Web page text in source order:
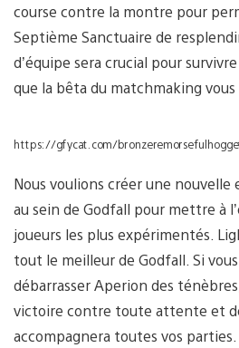
course contre la montre pour
Septième Sanctuaire de
d’équipe sera crucial pour
que la bêta du matchmaking vous
https://gfycat.com/
Nous voulions créer une
au sein de Godfall pour mettre à
joueurs les plus expérimentés.
tout le meilleur de Godfall. Si vous
débarrasser Aperion des
victoire contre toute attente et
accompagnera toutes vos parties.